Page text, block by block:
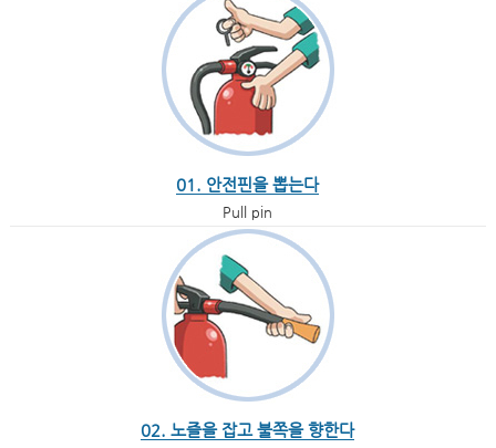
01. 안전핀을 뽑는다
Pull pin
02. 노즐을 잡고 불쪽을 향한다